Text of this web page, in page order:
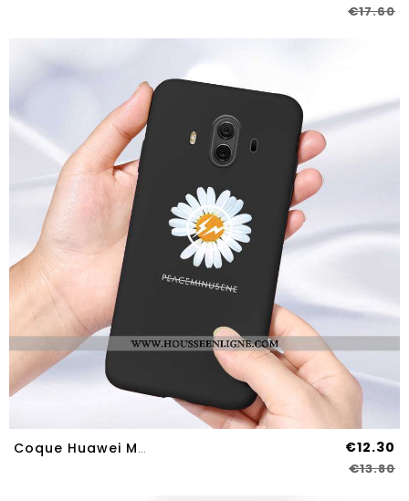
€17.60
Coque Huawei Mate 10 Tendance Silicone Simple Personnalité Petite Marguerite Amoureux Noir €12.30
€13.80